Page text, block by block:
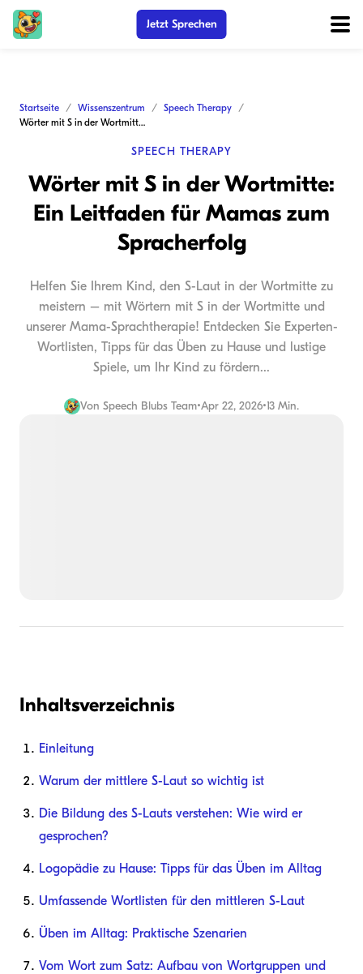
Jetzt Sprechen
Startseite Wissenszentrum
Speech Therapy
Wörter mit S in der Wortmitte: Ein Leitfaden für Mamas zum Spracherfolg
SPEECH THERAPY
Wörter mit S in der Wortmitte:
Ein Leitfaden für Mamas zum
Spracherfolg
Helfen Sie Ihrem Kind, den S-Laut in der Wortmitte zu
meistern – mit Wörtern mit S in der Wortmitte und
unserer Mama-Sprachtherapie! Entdecken Sie Experten-
Wortlisten, Tipps für das Üben zu Hause und lustige
Spiele, um Ihr Kind zu fördern...
Von Speech Blubs Team•Apr 22, 2026•13 Min.
Inhaltsverzeichnis
Einleitung
Warum der mittlere S-Laut so wichtig ist
Die Bildung des S-Lauts verstehen: Wie wird er
gesprochen?
Logopädie zu Hause: Tipps für das Üben im Alltag
Umfassende Wortlisten für den mittleren S-Laut
Üben im Alltag: Praktische Szenarien
Vom Wort zum Satz: Aufbau von Wortgruppen und